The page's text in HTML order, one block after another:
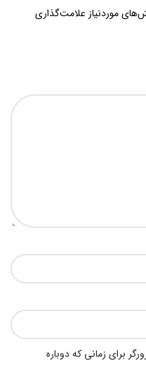
موردنیاز علامت‌گذاری
برای زمانی که دوباره